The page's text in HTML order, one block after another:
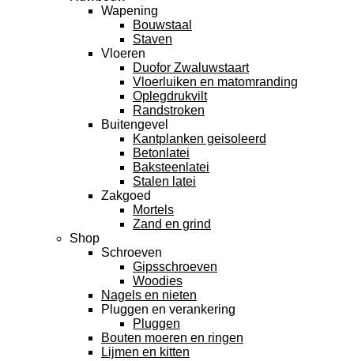
Wapening
Bouwstaal
Staven
Vloeren
Duofor Zwaluwstaart
Vloerluiken en matomranding
Oplegdrukvilt
Randstroken
Buitengevel
Kantplanken geisoleerd
Betonlatei
Baksteenlatei
Stalen latei
Zakgoed
Mortels
Zand en grind
Shop
Schroeven
Gipsschroeven
Woodies
Nagels en nieten
Pluggen en verankering
Pluggen
Bouten moeren en ringen
Lijmen en kitten